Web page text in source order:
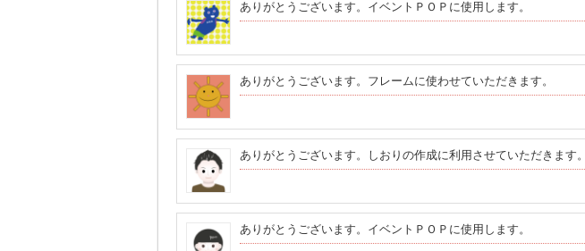
ありがとうございます。イベントＰＯＰに使用します。
ありがとうございます。フレームに使わせていただきます。
ありがとうございます。しおりの作成に利用させていただきます。
ありがとうございます。イベントＰＯＰに使用します。